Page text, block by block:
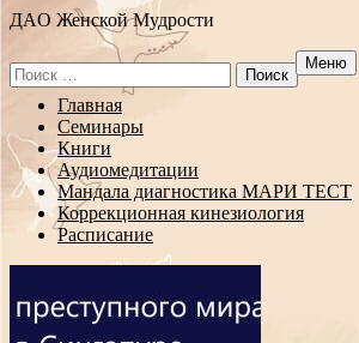
ДAO Женской Мудрости
Search
for:
Меню
Перейти
содержанию
Главная
Семинары
Книги
Аудиомедитации
Мандала диагностика МАРИ ТЕСТ
Коррекционная кинезиология
Расписание